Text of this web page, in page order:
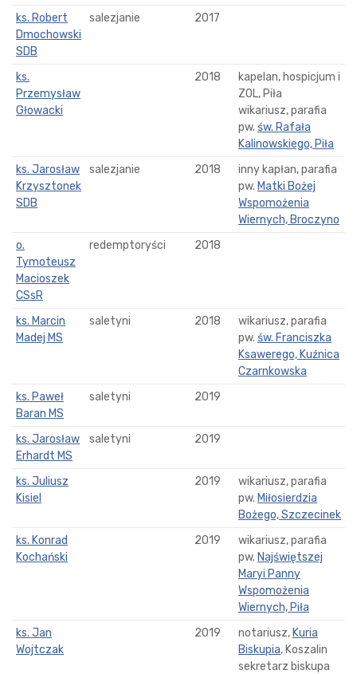
ks. Robert
Dmochowski
SDB
salezjanie 2017
ks.
Przemysław
Głowacki
2018
kapelan, hospicjum i
ZOL, Piła
wikariusz, parafia
pw. św. Rafała
Kalinowskiego, Piła
ks. Jarosław
Krzysztonek
SDB
salezjanie 2018
inny kapłan, parafia
pw. Matki Bożej
Wspomożenia
Wiernych, Broczyno
o.
Tymoteusz
Macioszek
CSsR
redemptoryści 2018
ks. Marcin
Madej MS
saletyni 2018
wikariusz, parafia
pw. św. Franciszka
Ksawerego, Kuźnica
Czarnkowska
ks. Paweł
Baran MS
saletyni 2019
ks. Jarosław
Erhardt MS
saletyni 2019
ks. Juliusz
Kisiel
2019
wikariusz, parafia
pw. Miłosierdzia
Bożego, Szczecinek
ks. Konrad
Kochański
2019
wikariusz, parafia
pw. Najświętszej
Maryi Panny
Wspomożenia
Wiernych, Piła
ks. Jan
Wojtczak
2019 notariusz, Kuria
Biskupia, Koszalin
sekretarz biskupa